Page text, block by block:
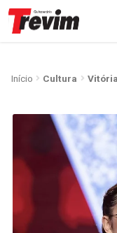
Início Cultura